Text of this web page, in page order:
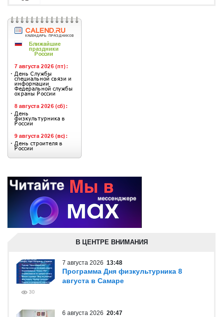
В ЦЕНТРЕ ВНИМАНИЯ
7 августа 2026 13:48
Программа Дня физкультурника 8
августа в Самаре
30
6 августа 2026 20:47